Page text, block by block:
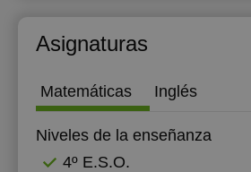
Asignaturas
Matemáticas Inglés
Niveles de la enseñanza
4º E.S.O.
20:30
13:00
16:00